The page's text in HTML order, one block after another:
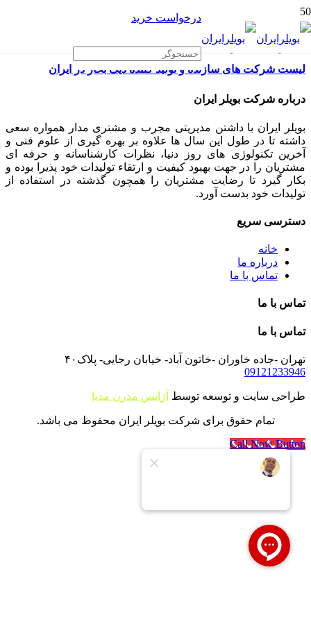
درخواست خرید
لیست شرکت های سازنده و تولید کننده دیگ بخار در ایران
درباره شرکت بویلر ایران
بویلر ایران با داشتن مدیریتی مجرب و مشتری مدار همواره سعی
داشته تا در طول این سال ها علاوه بر بهره گیری از علوم فنی و
آخرین تکنولوژی های روز دنیا، نظرات کارشناسانه و حرفه ای
مشتریان را در جهت بهبود کیفیت و ارتقاء تولیدات خود پذیرا بوده و
بکار گیرد تا رضایت مشتریان را همچون گذشته در استفاده از
تولیدات خود بدست آورد.
دسترسی سریع
خانه
درباره ما
تماس با ما
تماس با ما
تماس با ما
تهران -جاده خاوران -خاتون آباد- خیابان رجایی- پلاک۴۰
09121233946
طراحی سایت و توسعه توسط آژانس مدرن مدیا
تمام حقوق برای شرکت بویلر ایران محفوظ می باشد.
Call Now Button